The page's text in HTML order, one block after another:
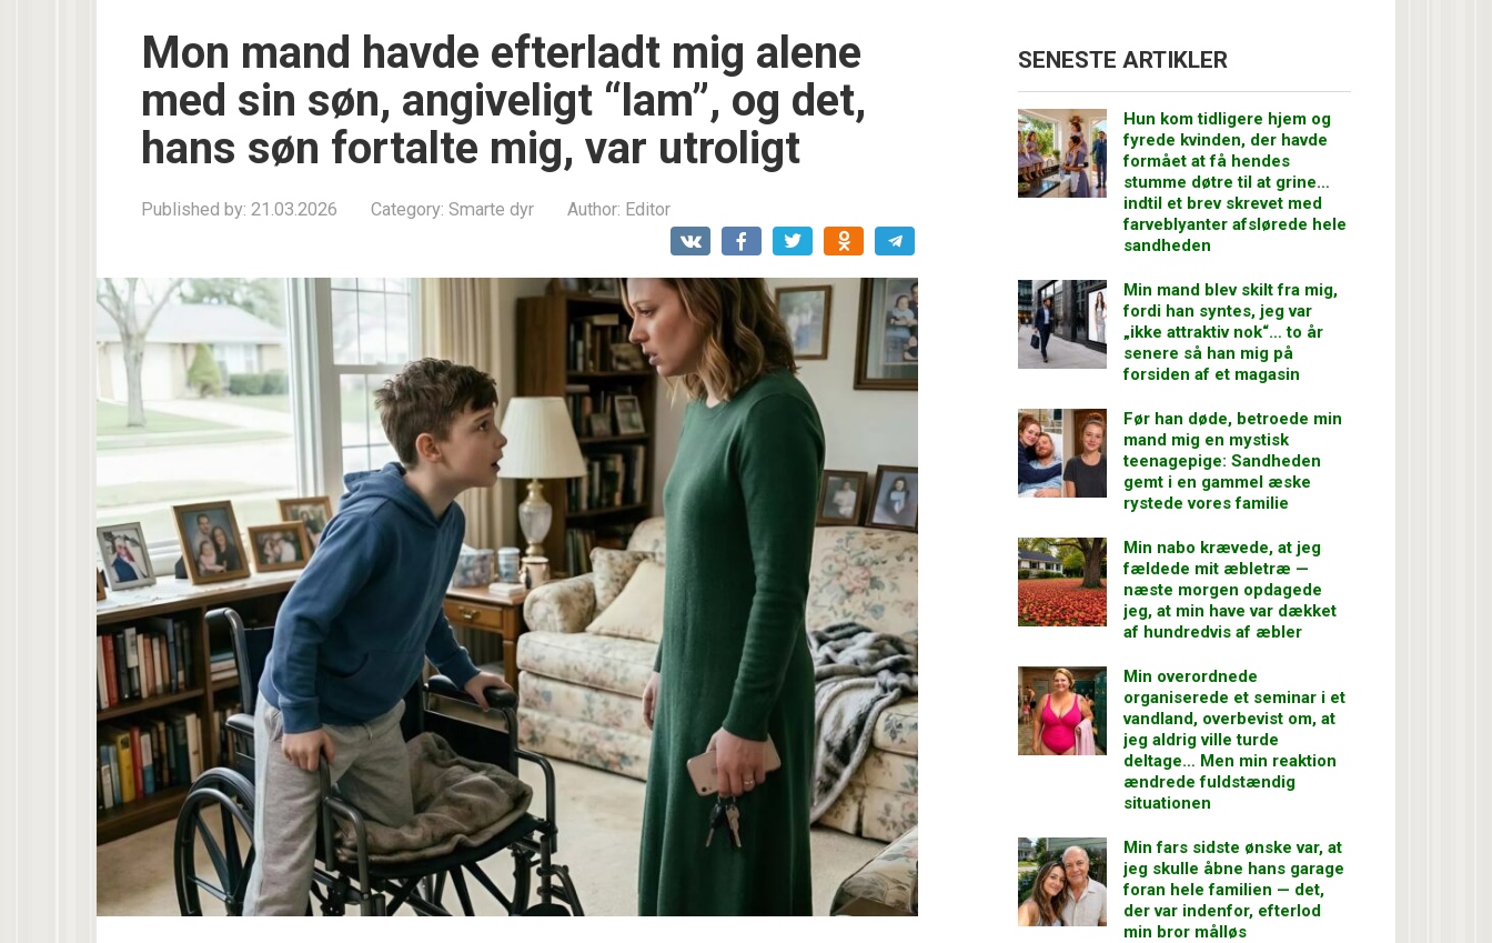
Mon mand havde efterladt mig alene
med sin søn, angiveligt “lam”, og det,
hans søn fortalte mig, var utroligt
Published by: 21.03.2026 Category: Smarte dyr Author: Editor
SENESTE ARTIKLER
Hun kom tidligere hjem og
fyrede kvinden, der havde
formået at få hendes
stumme døtre til at grine…
indtil et brev skrevet med
farveblyanter afslørede hele
sandheden
Min mand blev skilt fra mig,
fordi han syntes, jeg var
„ikke attraktiv nok“… to år
senere så han mig på
forsiden af et magasin
Før han døde, betroede min
mand mig en mystisk
teenagepige: Sandheden
gemt i en gammel æske
rystede vores familie
Min nabo krævede, at jeg
fældede mit æbletræ —
næste morgen opdagede
jeg, at min have var dækket
af hundredvis af æbler
Min overordnede
organiserede et seminar i et
vandland, overbevist om, at
jeg aldrig ville turde
deltage… Men min reaktion
ændrede fuldstændig
situationen
Min fars sidste ønske var, at
jeg skulle åbne hans garage
foran hele familien — det,
der var indenfor, efterlod
min bror målløs